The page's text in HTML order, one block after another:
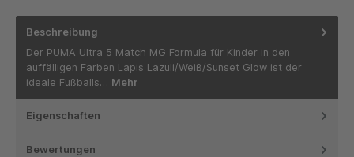
Beschreibung
Der PUMA Ultra 5 Match MG Formula für Kinder in den
auffälligen Farben Lapis Lazuli/Weiß/Sunset Glow ist der
ideale Fußballs… Mehr
Eigenschaften
Bewertungen